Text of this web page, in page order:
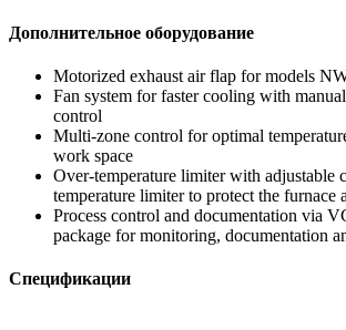
Дополнительное оборудование
Motorized exhaust air flap for models
Fan system for faster cooling with
control
Multi-zone control for optimal
work space
Over-temperature limiter with adjustable
temperature limiter to protect the furnace
Process control and documentation via
package for monitoring, documentation
Спецификации